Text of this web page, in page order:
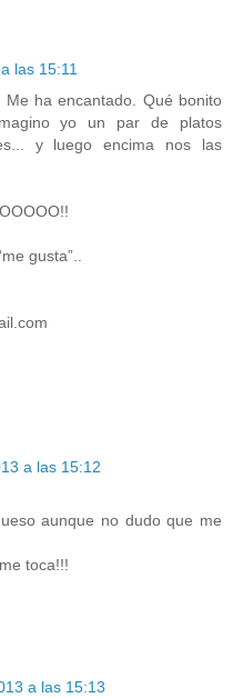
las 15:11
Me ha encantado. Qué bonito
yo un par de platos
y luego encima nos las
gusta”..
a las 15:12
aunque no dudo que me
toca!!!
a las 15:13